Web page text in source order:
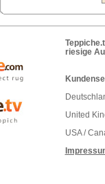
riesige
United
USA /